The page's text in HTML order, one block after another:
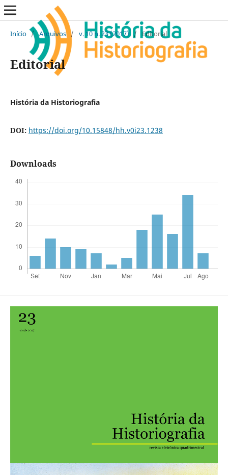
Início / Arquivos / v. 10 n. 23 (2017) / Editorial
Editorial
História da Historiografia
DOI: https://doi.org/10.15848/hh.v0i23.1238
Downloads